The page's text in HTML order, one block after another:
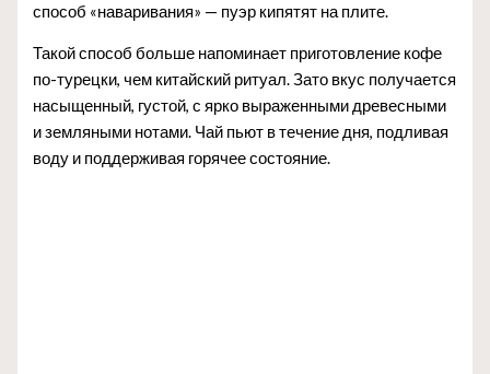
способ «наваривания» — пуэр кипятят на плите.
Такой способ больше напоминает приготовление кофе
по-турецки, чем китайский ритуал. Зато вкус получается
насыщенный, густой, с ярко выраженными древесными
и земляными нотами. Чай пьют в течение дня, подливая
воду и поддерживая горячее состояние.